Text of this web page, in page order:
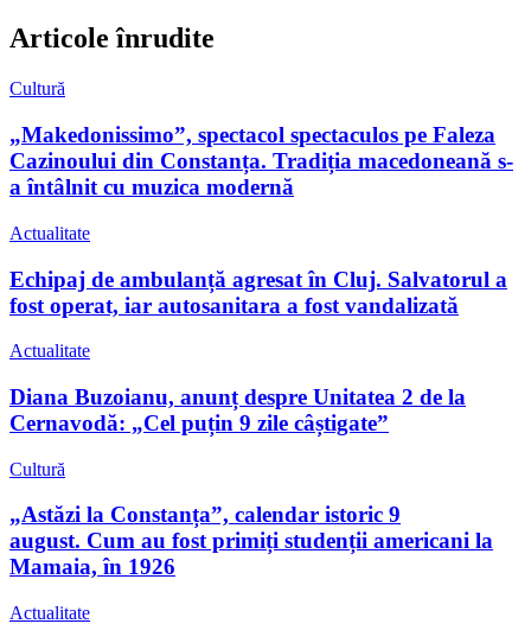
Articole înrudite
Cultură
„Makedonissimo”, spectacol spectaculos pe Faleza
Cazinoului din Constanța. Tradiția macedoneană s-
a întâlnit cu muzica modernă
Actualitate
Echipaj de ambulanță agresat în Cluj. Salvatorul a
fost operat, iar autosanitara a fost vandalizată
Actualitate
Diana Buzoianu, anunț despre Unitatea 2 de la
Cernavodă: „Cel puțin 9 zile câștigate”
Cultură
„Astăzi la Constanța”, calendar istoric 9
august. Cum au fost primiți studenții americani la
Mamaia, în 1926
Actualitate